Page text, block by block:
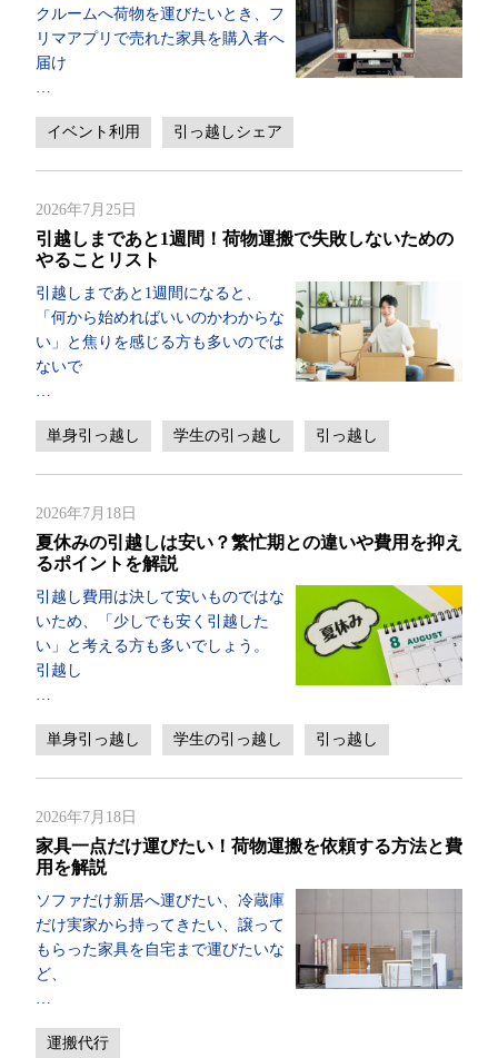
クルームへ荷物を運びたいとき、フ
リマアプリで売れた家具を購入者へ
届け
…
イベント利用 引っ越しシェア
2026年7月25日
引越しまであと1週間！荷物運搬で失敗しないための
やることリスト
引越しまであと1週間になると、
「何から始めればいいのかわからな
い」と焦りを感じる方も多いのでは
ないで
…
単身引っ越し 学生の引っ越し 引っ越し
2026年7月18日
夏休みの引越しは安い？繁忙期との違いや費用を抑え
るポイントを解説
引越し費用は決して安いものではな
いため、「少しでも安く引越した
い」と考える方も多いでしょう。
引越し
…
単身引っ越し 学生の引っ越し 引っ越し
2026年7月18日
家具一点だけ運びたい！荷物運搬を依頼する方法と費
用を解説
ソファだけ新居へ運びたい、冷蔵庫
だけ実家から持ってきたい、譲って
もらった家具を自宅まで運びたいな
ど、
…
運搬代行